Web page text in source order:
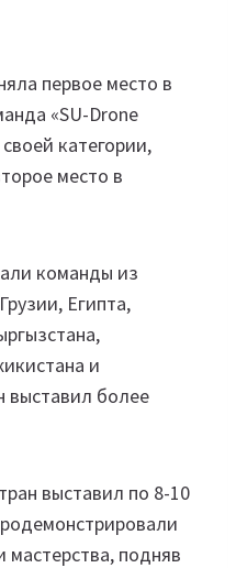
первое место в
«SU-Drone
категории,
место в
команды из
Египта,
и
выставил более
выставил по 8-10
мастерства, подняв